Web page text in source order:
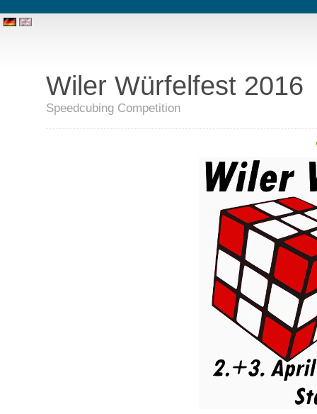
Wiler Würfelfest 2016
Speedcubing Competition